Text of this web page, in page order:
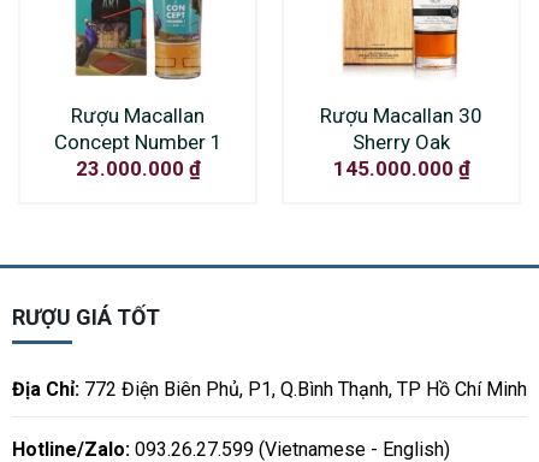
Rượu Macallan
Concept Number 1
23.000.000 ₫
Rượu Macallan 30
Sherry Oak
145.000.000 ₫
RƯỢU GIÁ TỐT
Địa Chỉ:772 Điện Biên Phủ, P1, Q.Bình Thạnh, TP Hồ Chí Minh
Hotline/Zalo:093.26.27.599 (Vietnamese - English)